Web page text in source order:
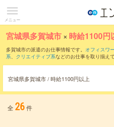
メニュー
宮城県多賀城市 × 時給1100円
多賀城市の派遣のお仕事情報です。 オフィスワ
系、 クリエイティブ系などのお仕事を取り揃え
宮城県多賀城市 / 時給1100円以上
全 26件